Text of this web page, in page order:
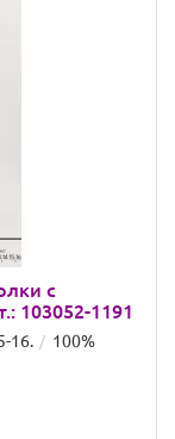
с
103052-1191
16.
100%